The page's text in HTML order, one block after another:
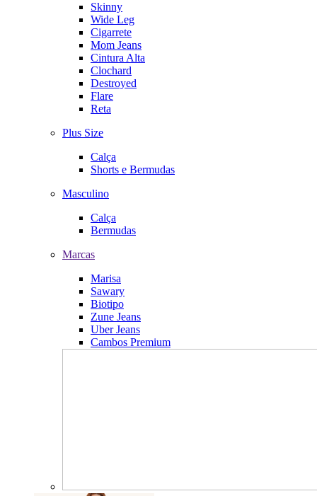
Skinny
Wide Leg
Cigarrete
Mom Jeans
Cintura Alta
Clochard
Destroyed
Flare
Reta
Plus Size
Calça
Shorts e Bermudas
Masculino
Calça
Bermudas
Marcas
Marisa
Sawary
Biotipo
Zune Jeans
Uber Jeans
Cambos Premium